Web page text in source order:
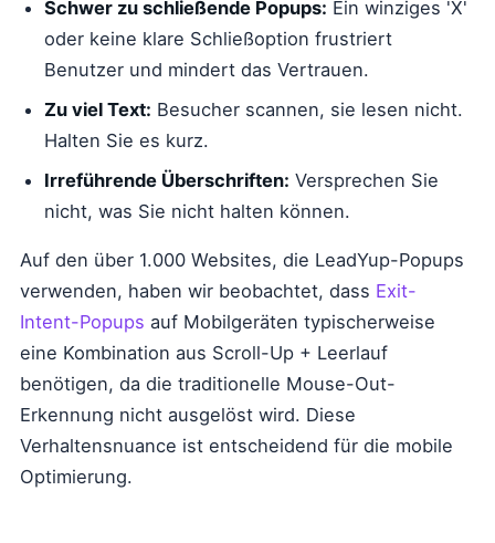
Schwer zu schließende Popups: Ein winziges 'X'
oder keine klare Schließoption frustriert
Benutzer und mindert das Vertrauen.
Zu viel Text: Besucher scannen, sie lesen nicht.
Halten Sie es kurz.
Irreführende Überschriften: Versprechen Sie
nicht, was Sie nicht halten können.
Auf den über 1.000 Websites, die LeadYup-Popups
verwenden, haben wir beobachtet, dass Exit-
Intent-Popups auf Mobilgeräten typischerweise
eine Kombination aus Scroll-Up + Leerlauf
benötigen, da die traditionelle Mouse-Out-
Erkennung nicht ausgelöst wird. Diese
Verhaltensnuance ist entscheidend für die mobile
Optimierung.